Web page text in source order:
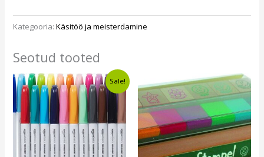
Kategooria:Käsitöö ja meisterdamine
Seotud tooted
Sale!
Algne
hind
oli:
€11,49.
Current
price
is: